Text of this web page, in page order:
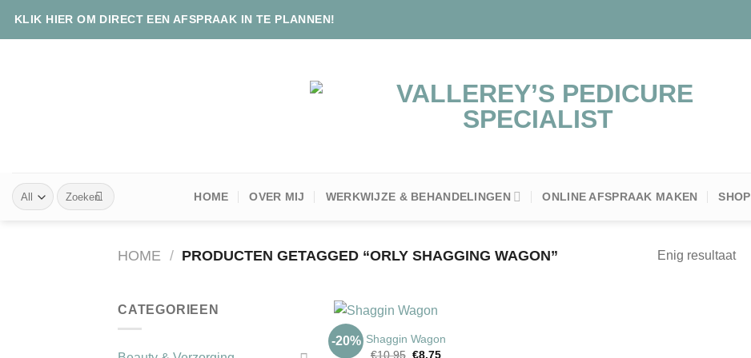
KLIK HIER OM DIRECT EEN AFSPRAAK IN TE PLANNEN!
Zoeken
naar:
HOME OVER MIJ WERKWIJZE & BEHANDELINGEN ONLINE AFSPRAAK MAKEN SHOP
HOME / PRODUCTEN GETAGGED “ORLY SHAGGING WAGON” Enig resultaat
CATEGORIEEN
-20%
+
Shaggin Wagon
€10.95 Oorspronkelijke
€8.75Huidige